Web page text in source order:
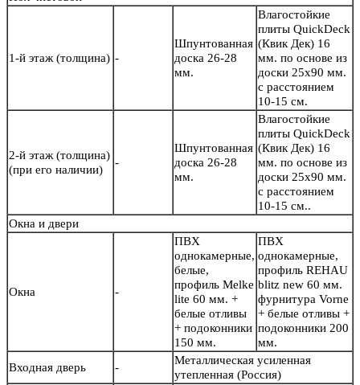
1-й этаж (толщина) -
Шпунтованная
доска 26-28
мм.
Влагостойкие
плиты QuickDeck
(Квик Дек) 16
мм. по основе из
доски 25х90 мм.
с расстоянием
10-15 см.
2-й этаж (толщина)
(при его наличии)
-
Шпунтованная
доска 26-28
мм.
Влагостойкие
плиты QuickDeck
(Квик Дек) 16
мм. по основе из
доски 25х90 мм.
с расстоянием
10-15 см..
Окна и двери
Окна -
ПВХ
однокамерные,
белые,
профиль Melke
lite 60 мм. +
белые отливы
+ подоконники
150 мм.
ПВХ
однокамерные,
профиль REHAU
blitz new 60 мм.
фурнитура Vorne
+ белые отливы +
подоконники 200
мм.
Входная дверь
-
Металлическая усиленная
утепленная (Россия)